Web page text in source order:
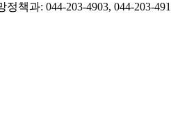
책과: 044-203-4903, 044-203-